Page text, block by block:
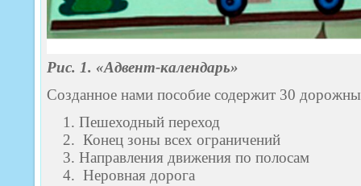
Рис. 1. «Адвент-календарь»
Созданное нами пособие содержит 30
Пешеходный переход
Конец зоны всех ограничений
Направления движения по полосам
Неровная дорога